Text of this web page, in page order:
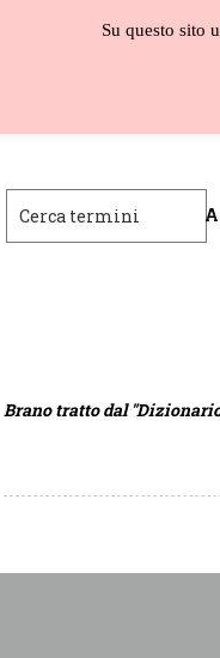
A
Brano tratto dal
Su questo sito